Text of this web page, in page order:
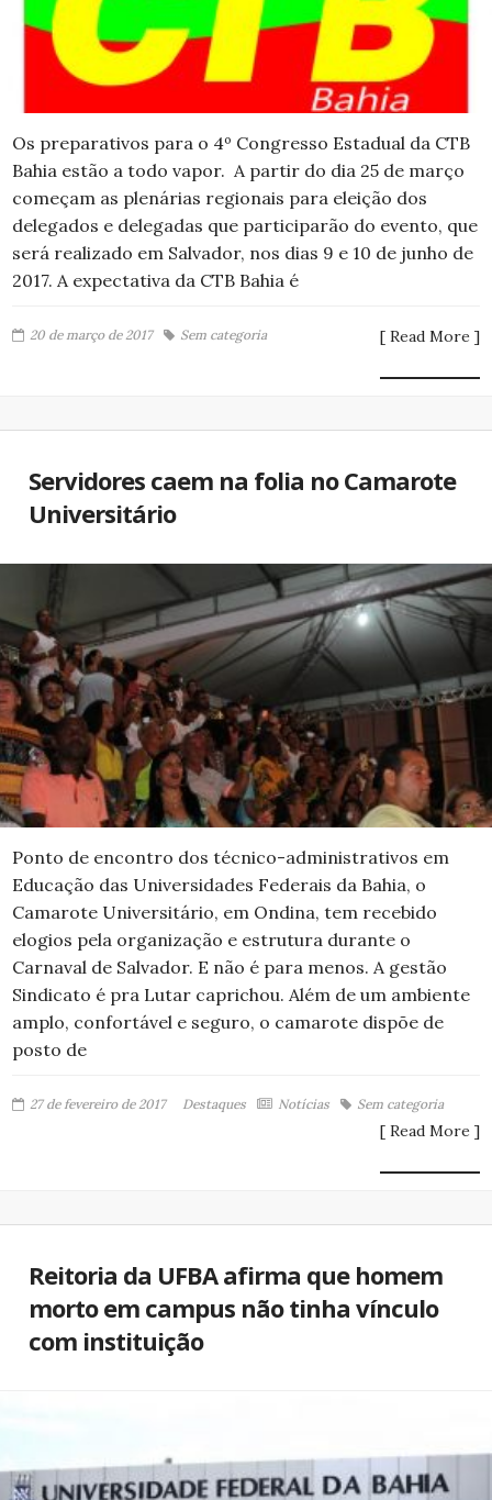
Os preparativos para o 4º Congresso Estadual da CTB
Bahia estão a todo vapor. A partir do dia 25 de março
começam as plenárias regionais para eleição dos
delegados e delegadas que participarão do evento, que
será realizado em Salvador, nos dias 9 e 10 de junho de
2017. A expectativa da CTB Bahia é
20 de março de 2017 Sem categoria [ Read More ]
Servidores caem na folia no Camarote
Universitário
Ponto de encontro dos técnico-administrativos em
Educação das Universidades Federais da Bahia, o
Camarote Universitário, em Ondina, tem recebido
elogios pela organização e estrutura durante o
Carnaval de Salvador. E não é para menos. A gestão
Sindicato é pra Lutar caprichou. Além de um ambiente
amplo, confortável e seguro, o camarote dispõe de
posto de
27 de fevereiro de 2017 Destaques Notícias Sem categoria
[ Read More ]
Reitoria da UFBA afirma que homem
morto em campus não tinha vínculo
com instituição